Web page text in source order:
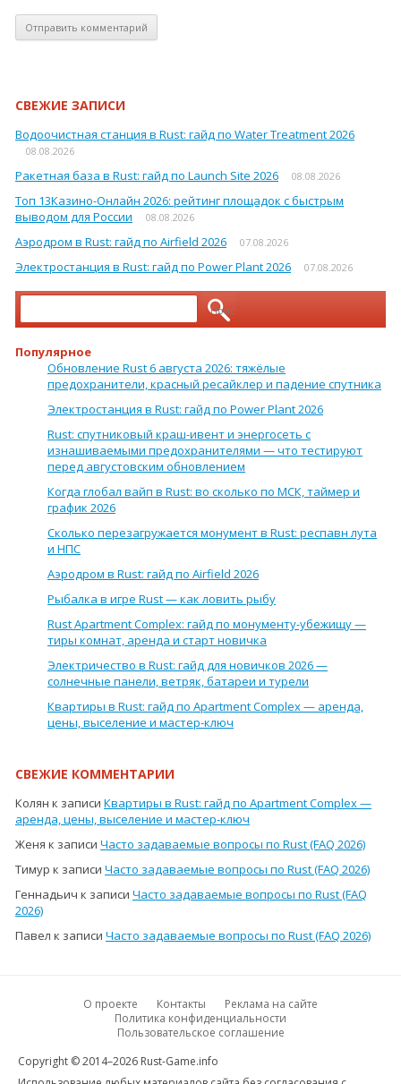
СВЕЖИЕ ЗАПИСИ
Водоочистная станция в Rust: гайд по Water Treatment 2026
08.08.2026
Ракетная база в Rust: гайд по Launch Site 2026 08.08.2026
Топ 13Кaзинo-Oнлaйн 2026: рейтинг площадок с быстрым
выводом для России
08.08.2026
Аэродром в Rust: гайд по Airfield 2026 07.08.2026
Электростанция в Rust: гайд по Power Plant 2026 07.08.2026
Найти:
Популярное
Обновление Rust 6 августа 2026: тяжёлые
предохранители, красный ресайклер и падение спутника
Электростанция в Rust: гайд по Power Plant 2026
Rust: спутниковый краш-ивент и энергосеть с
изнашиваемыми предохранителями — что тестируют
перед августовским обновлением
Когда глобал вайп в Rust: во сколько по МСК, таймер и
график 2026
Сколько перезагружается монумент в Rust: респавн лута
и НПС
Аэродром в Rust: гайд по Airfield 2026
Рыбалка в игре Rust — как ловить рыбу
Rust Apartment Complex: гайд по монументу-убежищу —
тиры комнат, аренда и старт новичка
Электричество в Rust: гайд для новичков 2026 —
солнечные панели, ветряк, батареи и турели
Квартиры в Rust: гайд по Apartment Complex — аренда,
цены, выселение и мастер-ключ
СВЕЖИЕ КОММЕНТАРИИ
Колян к записи Квартиры в Rust: гайд по Apartment Complex —
аренда, цены, выселение и мастер-ключ
Женя к записи Часто задаваемые вопросы по Rust (FAQ 2026)
Тимур к записи Часто задаваемые вопросы по Rust (FAQ 2026)
Геннадьич к записи Часто задаваемые вопросы по Rust (FAQ
2026)
Павел к записи Часто задаваемые вопросы по Rust (FAQ 2026)
О проекте Контакты
Реклама на сайте
Политика конфиденциальности
Пользовательское соглашение
Copyright © 2014–2026 Rust-Game.info